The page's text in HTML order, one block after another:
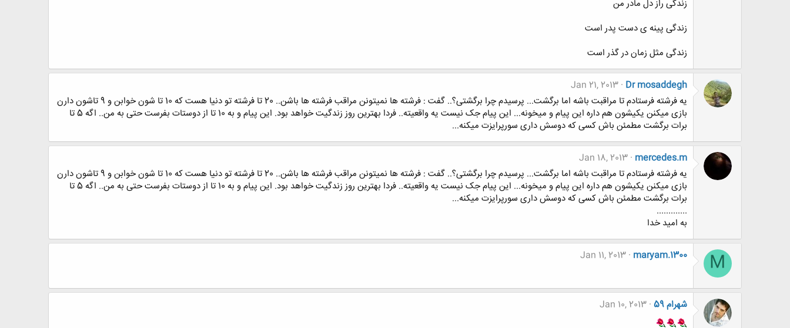
زندگی راز دل مادر من
زندگی پینه ی دست پدر است
زندگی مثل زمان در گذر است
Dr mosaddegh
Jan 21, 2013
یه فرشته فرستادم تا مراقبت باشه اما برگشت... پرسیدم چرا برگشتی؟.. گفت : فرشته ها نمیتونن مراقب فرشته ها باشن.. 20 تا فرشته تو دنیا هست که 10 تا شون خوابن و 9 تاشون دارن
بازی میکنن یکیشون هم داره این پیام و میخونه... این پیام جک نیست یه واقعیته.. فردا بهترین روز زندگیت خواهد بود. این پیام و به 10 تا از دوستات بفرست حتی به من.. اگه 5 تا
برات برگشت مطمئن باش کسی که دوسش داری سورپرایزت میکنه...
mercedes.m
Jan 18, 2013
یه فرشته فرستادم تا مراقبت باشه اما برگشت... پرسیدم چرا برگشتی؟.. گفت : فرشته ها نمیتونن مراقب فرشته ها باشن.. 20 تا فرشته تو دنیا هست که 10 تا شون خوابن و 9 تاشون دارن
بازی میکنن یکیشون هم داره این پیام و میخونه... این پیام جک نیست یه واقعیته.. فردا بهترین روز زندگیت خواهد بود. این پیام و به 10 تا از دوستات بفرست حتی به من.. اگه 5 تا
برات برگشت مطمئن باش کسی که دوسش داری سورپرایزت میکنه...
.............
به امید خدا
M
maryam.1300
Jan 11, 2013
شهرام 59 Jan 10, 2013